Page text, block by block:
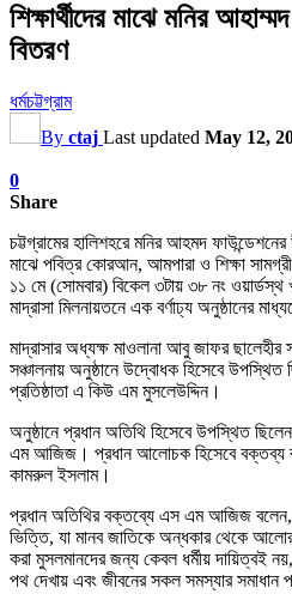
শিক্ষার্থীদের মাঝে মনির
বিতরণ
ধর্মচট্টগ্রাম
By ctaj Last updated May 12,
0
Share
​চট্টগ্রামের হালিশহরে মনির আহমদ
মাঝে পবিত্র কোরআন, আমপারা ও শিক্ষা
১১ মে (সোমবার) বিকেল ৩টায় ৩৮ নং ওয়ার্ডস্থ
মাদ্রাসা মিলনায়তনে এক বর্ণাঢ্য অনুষ্ঠানের
​মাদ্রাসার অধ্যক্ষ মাওলানা আবু জাফর
সঞ্চালনায় অনুষ্ঠানে উদ্বোধক হিসেবে
প্রতিষ্ঠাতা এ কিউ এম মুসলেউদ্দিন।
​অনুষ্ঠানে প্রধান অতিথি হিসেবে উপস্থিত
এম আজিজ। প্রধান আলোচক হিসেবে বক্তব্য
কামরুল ইসলাম।
​প্রধান অতিথির বক্তব্যে এস এম আজিজ বলেন,
ভিত্তি, যা মানব জাতিকে অন্ধকার থেকে
করা মুসলমানদের জন্য কেবল ধর্মীয় দায়িত্বই
পথ দেখায় এবং জীবনের সকল সমস্যার সমাধান